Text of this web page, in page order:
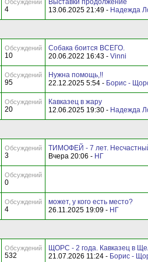
Обсуждений
4
Выставки продолжение
13.06.2025 21:49 - Надежда
Обсуждений
10
Собака боится ВСЕГО.
20.06.2022 16:43 - Vinni
Обсуждений
95
Нужна помощь,!!
22.12.2025 5:54 - Борис -
Обсуждений
20
Кавказец в жару
12.06.2025 19:30 - Надежда
Обсуждений
3
ТИМОФЕЙ - 7 лет.
Вчера 20:06 - НГ
Обсуждений
0
Обсуждений
4
может, у кого есть место?
26.11.2025 19:09 - НГ
Обсуждений
532
ЩОРС - 2 года. Кавказец в
21.07.2026 11:24 - Борис -